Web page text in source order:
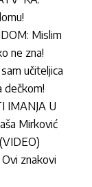
Mislim
ne zna!
učiteljica
dečkom!
IMANJA U
Mirković
znakovi